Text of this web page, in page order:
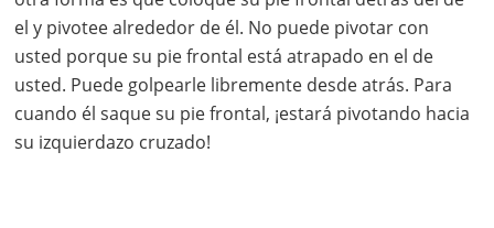
el y pivotee alrededor de él. No puede pivotar con
usted porque su pie frontal está atrapado en el de
usted. Puede golpearle libremente desde atrás. Para
cuando él saque su pie frontal, ¡estará pivotando hacia
su izquierdazo cruzado!